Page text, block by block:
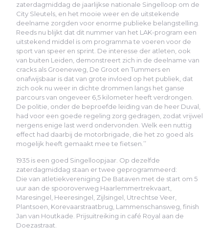
zaterdagmiddag de jaarlijkse nationale Singelloop om de
City Sleutels, en het mooie weer en de uitstekende
deelname zorgden voor enorme publieke belangstelling.
Reeds nu blijkt dat dit nummer van het LAK-program een
uitstekend middel is om programma te voeren voor de
sport van speer en sprint. De interesse der atleten, ook
van buiten Leiden, demonstreert zich in de deelname van
cracks als Groeneweg, De Groot en Tummers en
onafwijsbaar is dat van grote invloed op het publiek, dat
zich ook nu weer in dichte drommen langs het ganse
parcours van ongeveer 6,5 kilometer heeft verdrongen.
De politie, onder de beproefde leiding van de heer Duval,
had voor een goede regeling zorg gedragen, zodat vrijwel
nergens enige last werd ondervonden. Welk een nuttig
effect had daarbij de motorbrigade, die het zo goed als
mogelijk heeft gemaakt mee te fietsen.’’
1935 is een goed Singelloopjaar. Op dezelfde
zaterdagmiddag staan er twee geprogrammeerd:
Die van atletiekvereniging De Bataven met de start om 5
uur aan de spooroverweg Haarlemmertrekvaart,
Maresingel, Heeresingel, Zijlsingel, Utrechtse Veer,
Plantsoen, Korevaarstraatbrug, Lammenschansweg, finish
Jan van Houtkade. Prijsuitreiking in café Royal aan de
Doezastraat.